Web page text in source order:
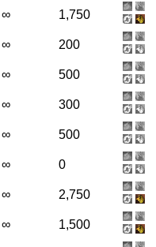
∞ 1,750
∞ 200
∞ 500
∞ 300
∞ 500
∞ 0
∞ 2,750
∞ 1,500